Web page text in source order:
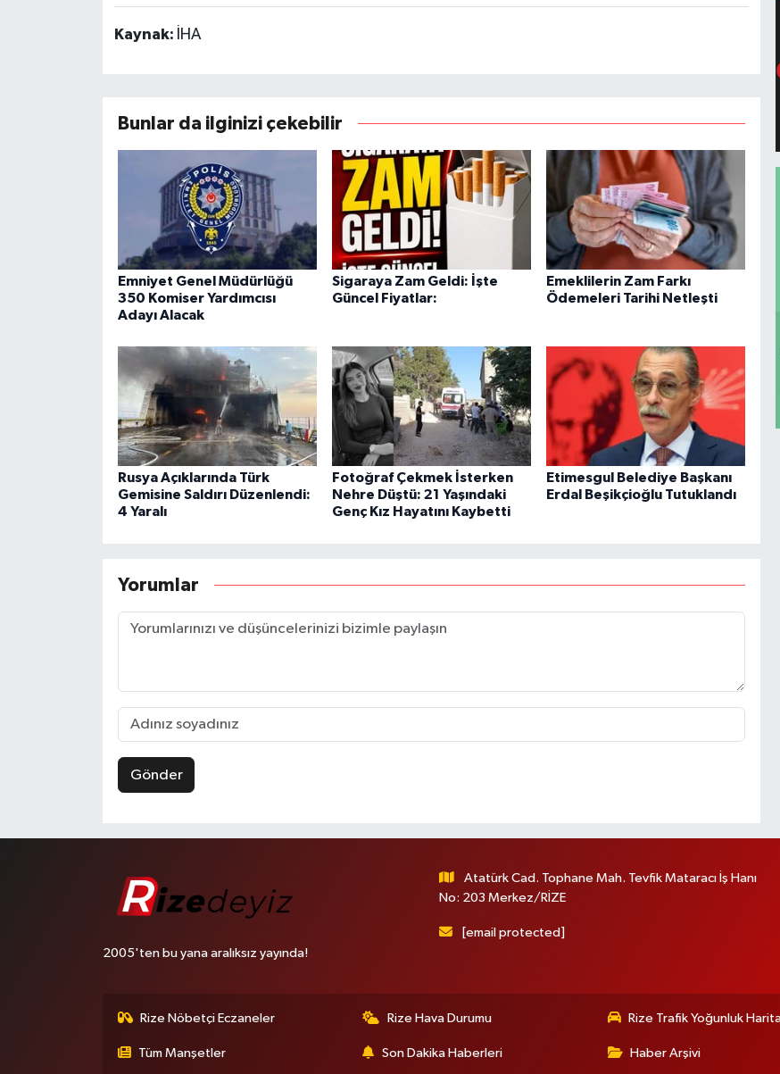
Kaynak: İHA
Bunlar da ilginizi çekebilir
Emniyet Genel Müdürlüğü
350 Komiser Yardımcısı
Adayı Alacak
Sigaraya Zam Geldi: İşte
Güncel Fiyatlar:
Emeklilerin Zam Farkı
Ödemeleri Tarihi Netleşti
Rusya Açıklarında Türk
Gemisine Saldırı Düzenlendi:
4 Yaralı
Fotoğraf Çekmek İsterken
Nehre Düştü: 21 Yaşındaki
Genç Kız Hayatını Kaybetti
Etimesgul Belediye Başkanı
Erdal Beşikçioğlu Tutuklandı
Yorumlar
Gönder
2005'ten bu yana aralıksız yayında!
Atatürk Cad. Tophane Mah. Tevfik Mataracı İş Hanı
No: 203 Merkez/RİZE
[email protected]
Rize Nöbetçi Eczaneler Rize Hava Durumu Rize Trafik Yoğunluk
Tüm Manşetler Son Dakika Haberleri Haber Arşivi